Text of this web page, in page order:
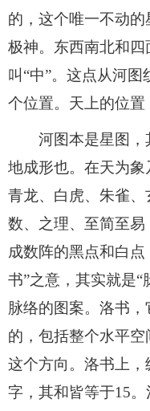
的，这个唯一不动的
极神。东西南北和
叫“中”。这点从河
个位置。天上的位置
河图本是星图，
地成形也。在天为象
青龙、白虎、朱雀
数、之理、至简至易
成数阵的黑点和白
书”之意，其实就是
脉络的图案。洛书
的，包括整个水平
这个方向。洛书上
字，其和皆等于15